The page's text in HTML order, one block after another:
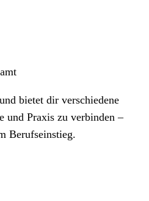
bietet dir verschiedene
und Praxis zu verbinden –
Berufseinstieg.